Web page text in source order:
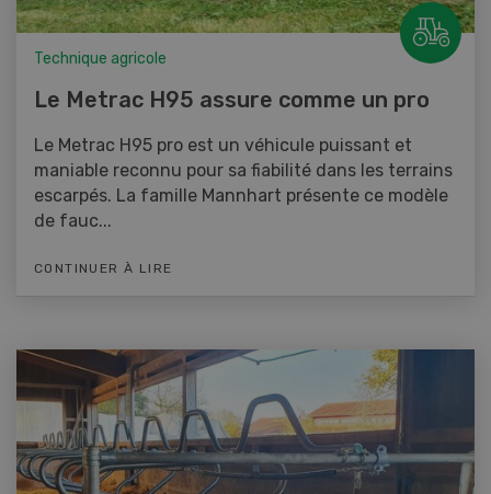
Technique agricole
Le Metrac H95 assure comme un pro
Le Metrac H95 pro est un véhicule puissant et
maniable reconnu pour sa fiabilité dans les terrains
escarpés. La famille Mannhart présente ce modèle
de fauc...
CONTINUER À LIRE